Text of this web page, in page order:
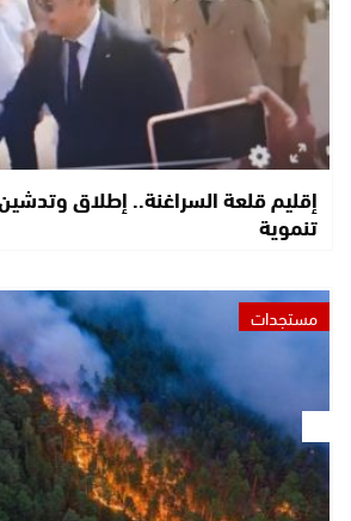
إقليم قلعة السراغنة.. إطلاق
تنموية
مستجدات